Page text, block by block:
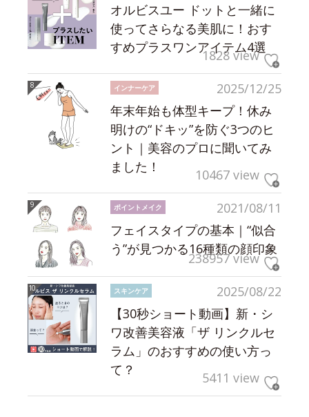
オルビスユー ドットと一緒に
使ってさらなる美肌に！おす
すめプラスワンアイテム4選
1828 view
2025/12/25
インナーケア
年末年始も体型キープ！休み
明けの“ドキッ”を防ぐ3つのヒ
ント｜美容のプロに聞いてみ
ました！
10467 view
2021/08/11
ポイントメイク
フェイスタイプの基本｜“似合
う”が見つかる16種類の顔印象
238957 view
2025/08/22
スキンケア
【30秒ショート動画】新・シ
ワ改善美容液「ザ リンクルセ
ラム」のおすすめの使い方っ
て？
5411 view